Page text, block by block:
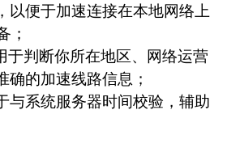
以便于加速连接在本地网络上
；
于判断你所在地区、网络运营
确的加速线路信息；
与系统服务器时间校验，辅助